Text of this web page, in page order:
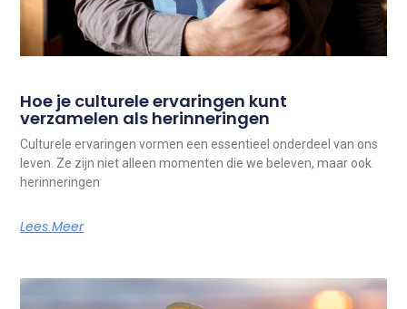
Hoe je culturele ervaringen kunt
verzamelen als herinneringen
Culturele ervaringen vormen een essentieel onderdeel van ons
leven. Ze zijn niet alleen momenten die we beleven, maar ook
herinneringen
Lees Meer